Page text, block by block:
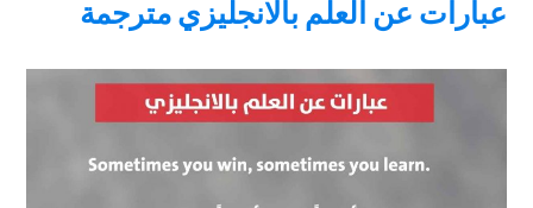
عبارات عن العلم بالانجليزي مترجمة